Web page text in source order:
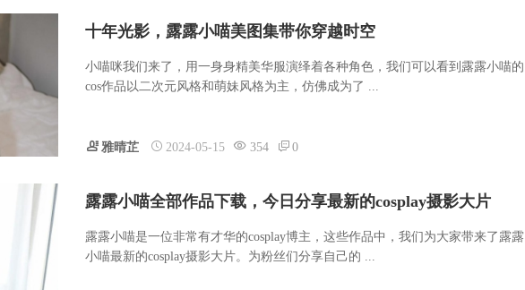
十年光影，露露小喵美图集带你穿越时空
小喵咪我们来了，用一身身精美华服演绎着各种角色，我们可以看到露露小喵的
cos作品以二次元风格和萌妹风格为主，仿佛成为了 ...
雅晴芷 2024-05-15 354 0
露露小喵全部作品下载，今日分享最新的cosplay摄影大片
露露小喵是一位非常有才华的cosplay博主，这些作品中，我们为大家带来了露露
小喵最新的cosplay摄影大片。为粉丝们分享自己的 ...